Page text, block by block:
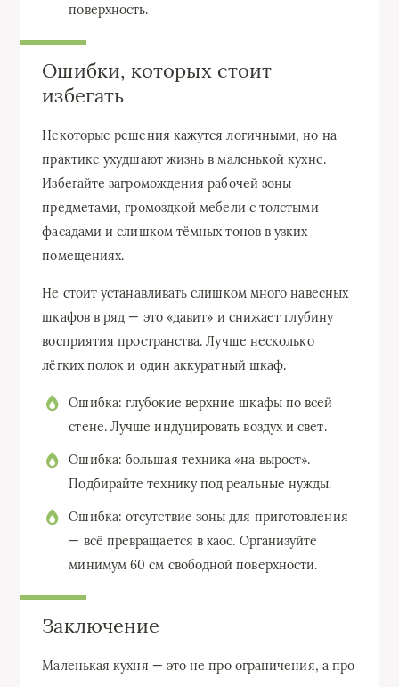
поверхность.
Ошибки, которых стоит
избегать
Некоторые решения кажутся логичными, но на
практике ухудшают жизнь в маленькой кухне.
Избегайте загромождения рабочей зоны
предметами, громоздкой мебели с толстыми
фасадами и слишком тёмных тонов в узких
помещениях.
Не стоит устанавливать слишком много навесных
шкафов в ряд — это «давит» и снижает глубину
восприятия пространства. Лучше несколько
лёгких полок и один аккуратный шкаф.
Ошибка: глубокие верхние шкафы по всей
стене. Лучше индуцировать воздух и свет.
Ошибка: большая техника «на вырост».
Подбирайте технику под реальные нужды.
Ошибка: отсутствие зоны для приготовления
— всё превращается в хаос. Организуйте
минимум 60 см свободной поверхности.
Заключение
Маленькая кухня — это не про ограничения, а про